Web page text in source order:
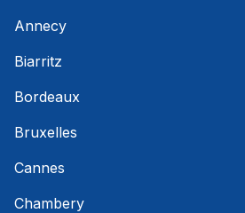
Annecy
Biarritz
Bordeaux
Bruxelles
Cannes
Chambery